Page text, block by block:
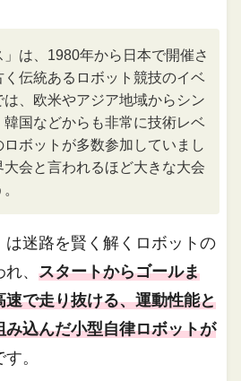
」は、1980年から日本で開催さ
伝統あるロボット競技のイベ
は、欧米やアジア地域からシン
韓国などからも非常に技術レベ
ボットが多数参加していまし
会と言われるほど大きな大会
は迷路を賢く解くロボットの
れ、スタートからゴールま
速で走り抜ける、運動性能と
込んだ小型自律ロボットが
す。